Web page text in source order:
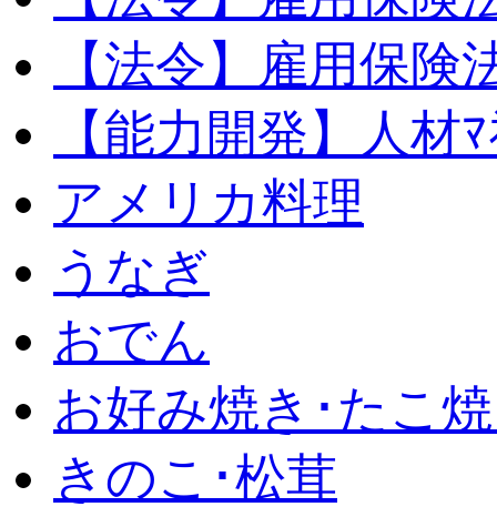
【法令】雇用保険
【能力開発】人材
アメリカ料理
うなぎ
おでん
お好み焼き･たこ
きのこ･松茸